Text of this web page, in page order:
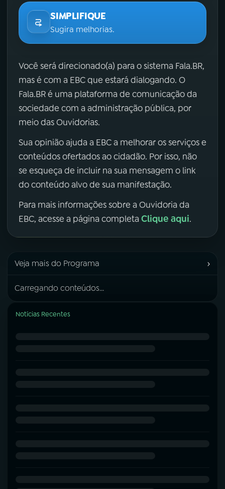
SIMPLIFIQUE
Sugira melhorias.
Você será direcionado(a) para o sistema Fala.BR,
mas é com a EBC que estará dialogando. O
Fala.BR é uma plataforma de comunicação da
sociedade com a administração pública, por
meio das Ouvidorias.
Sua opinião ajuda a EBC a melhorar os serviços e
conteúdos ofertados ao cidadão. Por isso, não
se esqueça de incluir na sua mensagem o link
do conteúdo alvo de sua manifestação.
Para mais informações sobre a Ouvidoria da
EBC, acesse a página completa Clique aqui.
Veja mais do Programa ›
Carregando conteúdos...
Notícias Recentes